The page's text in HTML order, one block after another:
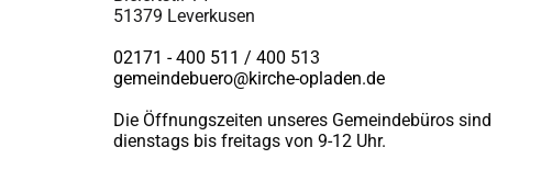
51379 Leverkusen
02171 - 400 511 / 400 513
gemeindebuero@kirche-opladen.de
Die Öffnungszeiten unseres Gemeindebüros sind
dienstags bis freitags von 9-12 Uhr.